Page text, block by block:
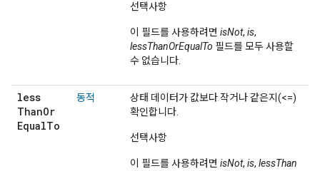
선택사항
이 필드를 사용하려면 isNot, is,
lessThanOrEqualTo 필드를 모두 사용할
수 없습니다.
less
ThanOr
EqualTo
동적
상태 데이터가 값보다 작거나 같은지(<=)
확인합니다.
선택사항
이 필드를 사용하려면 isNot, is, lessThan